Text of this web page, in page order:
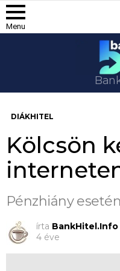
Menu
DIÁKHITEL
Kölcsön
Pénzhiány esetén
írta BankHitel.Info
4 éve